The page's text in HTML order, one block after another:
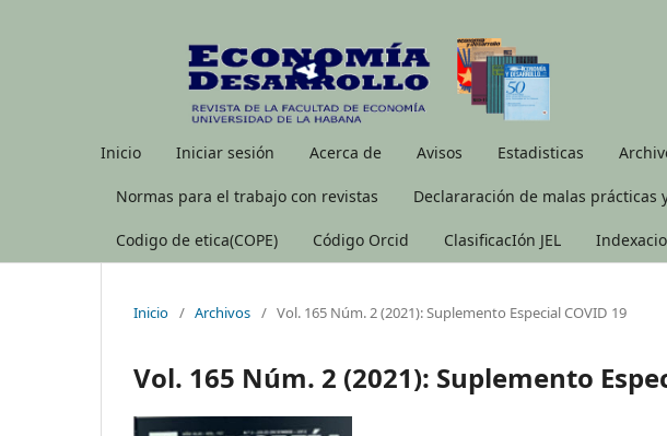
Inicio Iniciar sesión Acerca de Avisos Estadisticas
Normas para el trabajo con revistas Declararación de malas prácticas
Codigo de etica(COPE) Código Orcid ClasificacIón JEL
Inicio / Archivos / Vol. 165 Núm. 2 (2021): Suplemento Especial COVID 19
Vol. 165 Núm. 2 (2021): Suplemento